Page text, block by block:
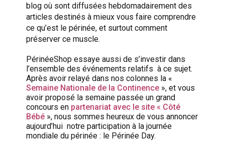
blog où sont diffusées hebdomadairement des
articles destinés à mieux vous faire comprendre
ce qu’est le périnée, et surtout comment
préserver ce muscle.
PérinéeShop essaye aussi de s’investir dans
l’ensemble des événements relatifs à ce sujet.
Après avoir relayé dans nos colonnes la «
Semaine Nationale de la Continence », et vous
avoir proposé la semaine passée un grand
concours en partenariat avec le site « Côté
Bébé », nous sommes heureux de vous annoncer
aujourd’hui notre participation à la journée
mondiale du périnée : le Périnée Day.